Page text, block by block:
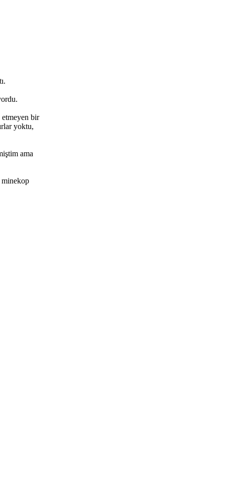
etmeyen bir
yoktu,
ama
minekop